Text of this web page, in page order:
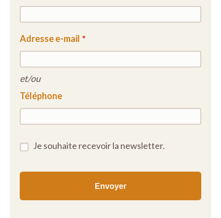
Adresse e-mail
et/ou
Téléphone
Je souhaite recevoir la newsletter.